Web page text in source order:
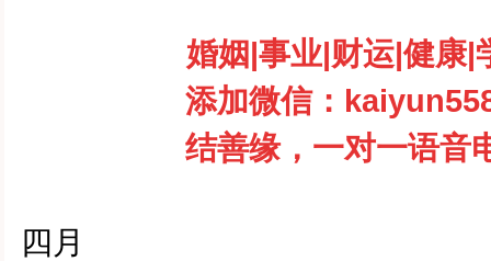
婚姻|事业|财运|健康|
添加微信：
结善缘，一对一语音
四月